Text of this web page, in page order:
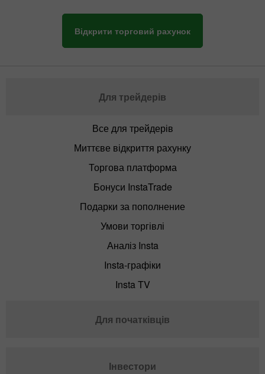
Відкрити торговий рахунок
Для трейдерів
Все для трейдерів
Миттєве відкриття рахунку
Торгова платформа
Бонуси InstaTrade
Подарки за пополнение
Умови торгівлі
Аналіз Insta
Insta-графіки
Insta TV
Для початківців
Інвестори